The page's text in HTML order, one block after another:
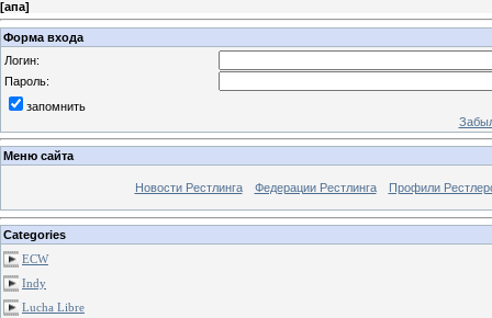
[апа]
Форма входа
Логин:
Пароль:
запомнить
Меню сайта
Новости Рестлинга Федерации Рестлинга Профили
Categories
ECW
Indy
Lucha Libre